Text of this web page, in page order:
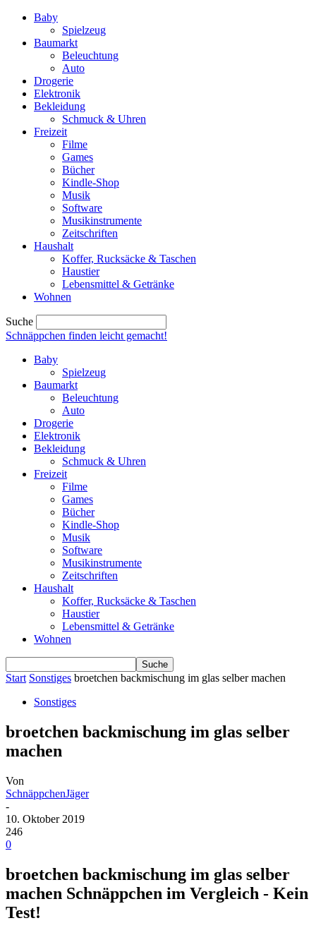
Baby
Spielzeug
Baumarkt
Beleuchtung
Auto
Drogerie
Elektronik
Bekleidung
Schmuck & Uhren
Freizeit
Filme
Games
Bücher
Kindle-Shop
Musik
Software
Musikinstrumente
Zeitschriften
Haushalt
Koffer, Rucksäcke & Taschen
Haustier
Lebensmittel & Getränke
Wohnen
Suche
Schnäppchen finden leicht gemacht!
Baby
Spielzeug
Baumarkt
Beleuchtung
Auto
Drogerie
Elektronik
Bekleidung
Schmuck & Uhren
Freizeit
Filme
Games
Bücher
Kindle-Shop
Musik
Software
Musikinstrumente
Zeitschriften
Haushalt
Koffer, Rucksäcke & Taschen
Haustier
Lebensmittel & Getränke
Wohnen
Start Sonstiges broetchen backmischung im glas selber machen
Sonstiges
broetchen backmischung im glas selber
machen
Von
SchnäppchenJäger
-
10. Oktober 2019
246
0
broetchen backmischung im glas selber
machen Schnäppchen im Vergleich - Kein
Test!